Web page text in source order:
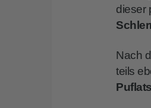
dieser
Nach
teils